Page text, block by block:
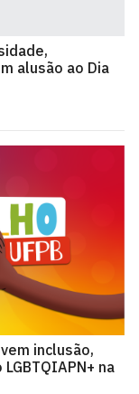
alusão ao Dia
inclusão,
na